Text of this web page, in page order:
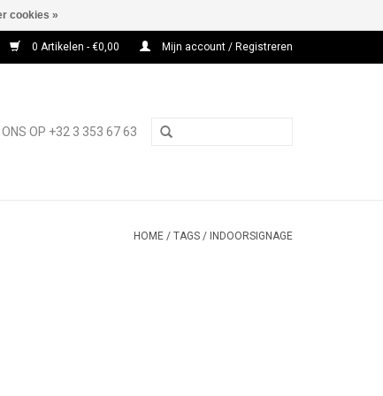
0 Artikelen - €0,00 Mijn account / Registreren
ONS OP +32 3 353 67 63
HOME / TAGS / INDOORSIGNAGE
cookies »